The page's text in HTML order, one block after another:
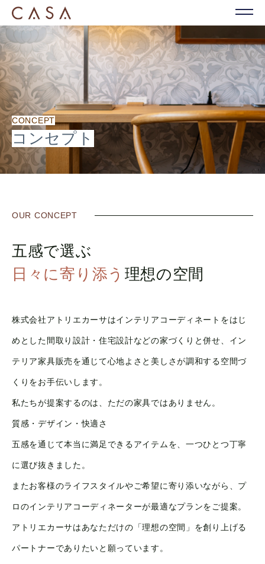
CONCEPT
コンセプト
OUR CONCEPT
五感で選ぶ
日々に寄り添う 理想の空間
株式会社アトリエカーサはインテリアコーディネートをはじ
めとした間取り設計・住宅設計などの家づくりと併せ、イン
テリア家具販売を通じて心地よさと美しさが調和する空間づ
くりをお手伝いします。
私たちが提案するのは、ただの家具ではありません。
質感・デザイン・快適さ
五感を通じて本当に満足できるアイテムを、一つひとつ丁寧
に選び抜きました。
またお客様のライフスタイルやご希望に寄り添いながら、プ
ロのインテリアコーディネーターが最適なプランをご提案。
アトリエカーサはあなただけの「理想の空間」を創り上げる
パートナーでありたいと願っています。